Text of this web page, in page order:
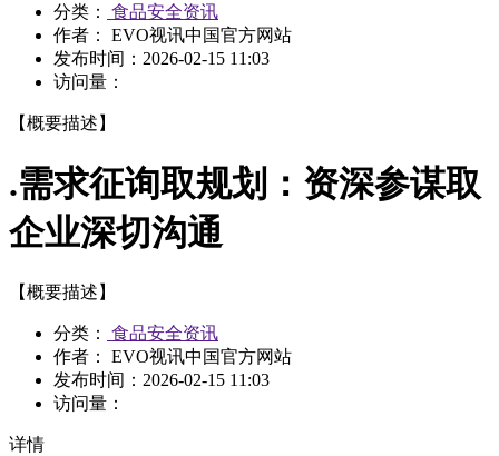
分类：
食品安全资讯
作者： EVO视讯中国官方网站
发布时间： 2026-02-15 11:03
访问量：
【概要描述】
.需求征询取规划：资深参谋取
企业深切沟通
【概要描述】
分类：
食品安全资讯
作者： EVO视讯中国官方网站
发布时间： 2026-02-15 11:03
访问量：
详情